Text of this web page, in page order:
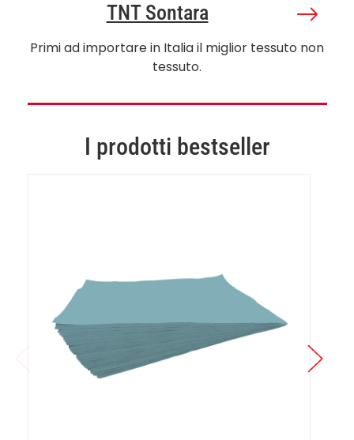
TNT Sontara
Primi ad importare in Italia il miglior tessuto non
tessuto.
I prodotti bestseller